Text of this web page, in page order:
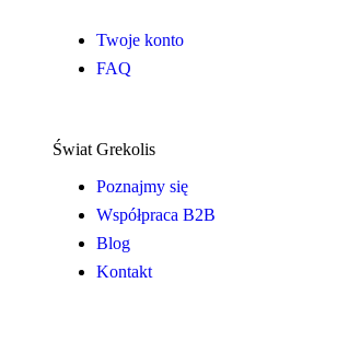
Twoje konto
FAQ
Świat Grekolis
Poznajmy się
Współpraca B2B
Blog
Kontakt